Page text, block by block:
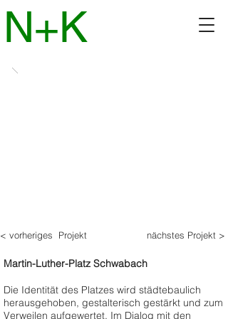
N+K
< vorheriges Projekt nächstes Projekt >
Martin-Luther-Platz Schwabach
Die Identität des Platzes wird städtebaulich
herausgehoben, gestalterisch gestärkt und zum
Verweilen aufgewertet. Im Dialog mit den